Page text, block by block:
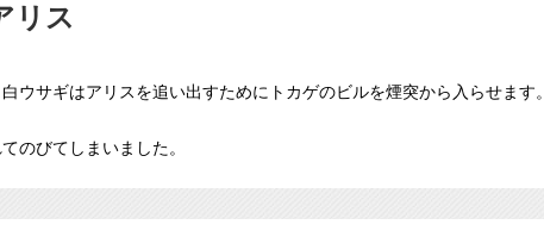
リス
ウサギはアリスを追い出すためにトカゲのビルを煙突から入らせます。
のびてしまいました。